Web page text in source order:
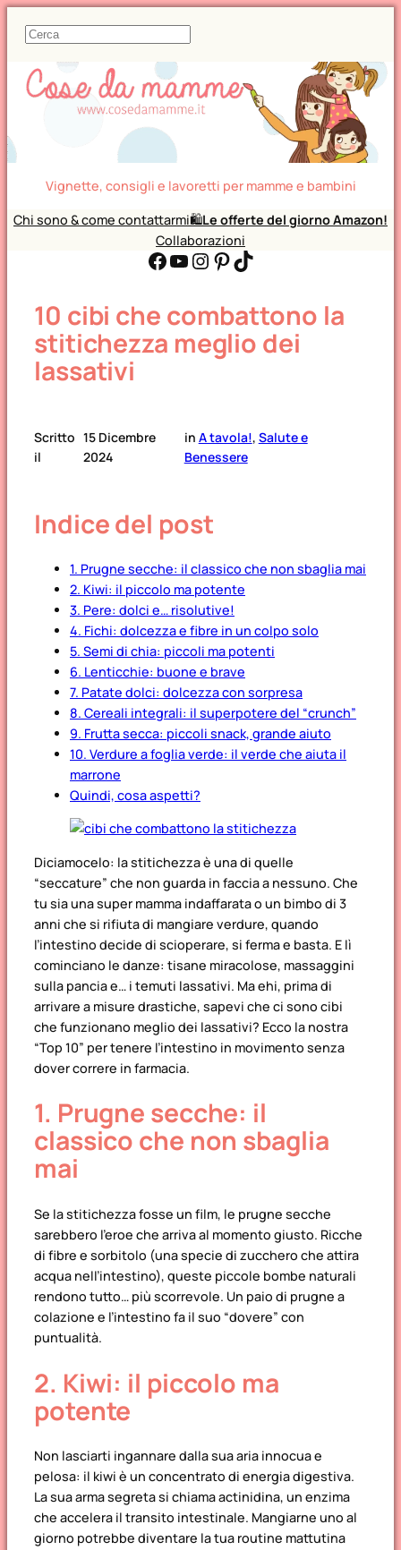
C
r
c
Vignette, consigli e lavoretti per mamme e bambini
Chi sono & come contattarmi🛍️Le offerte del giorno Amazon!
Collaborazioni
Facebook YouTube Instagram Pinterest TikTok
10 cibi che combattono la
stitichezza meglio dei
lassativi
Scritto
il
15 Dicembre
2024
in A tavola!, Salute e
Benessere
Indice del post
1. Prugne secche: il classico che non sbaglia mai
2. Kiwi: il piccolo ma potente
3. Pere: dolci e… risolutive!
4. Fichi: dolcezza e fibre in un colpo solo
5. Semi di chia: piccoli ma potenti
6. Lenticchie: buone e brave
7. Patate dolci: dolcezza con sorpresa
8. Cereali integrali: il superpotere del “crunch”
9. Frutta secca: piccoli snack, grande aiuto
10. Verdure a foglia verde: il verde che aiuta il
marrone
Quindi, cosa aspetti?
Diciamocelo: la stitichezza è una di quelle
“seccature” che non guarda in faccia a nessuno. Che
tu sia una super mamma indaffarata o un bimbo di 3
anni che si rifiuta di mangiare verdure, quando
l’intestino decide di scioperare, si ferma e basta. E lì
cominciano le danze: tisane miracolose, massaggini
sulla pancia e… i temuti lassativi. Ma ehi, prima di
arrivare a misure drastiche, sapevi che ci sono cibi
che funzionano meglio dei lassativi? Ecco la nostra
“Top 10” per tenere l’intestino in movimento senza
dover correre in farmacia.
1. Prugne secche: il
classico che non sbaglia
mai
Se la stitichezza fosse un film, le prugne secche
sarebbero l’eroe che arriva al momento giusto. Ricche
di fibre e sorbitolo (una specie di zucchero che attira
acqua nell’intestino), queste piccole bombe naturali
rendono tutto… più scorrevole. Un paio di prugne a
colazione e l’intestino fa il suo “dovere” con
puntualità.
2. Kiwi: il piccolo ma
potente
Non lasciarti ingannare dalla sua aria innocua e
pelosa: il kiwi è un concentrato di energia digestiva.
La sua arma segreta si chiama actinidina, un enzima
che accelera il transito intestinale. Mangiarne uno al
giorno potrebbe diventare la tua routine mattutina